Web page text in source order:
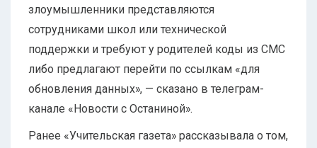
злоумышленники представляются
сотрудниками школ или технической
поддержки и требуют у родителей коды из СМС
либо предлагают перейти по ссылкам «для
обновления данных», — сказано в телеграм-
канале «Новости с Останиной».
Ранее «Учительская газета» рассказывала о том,